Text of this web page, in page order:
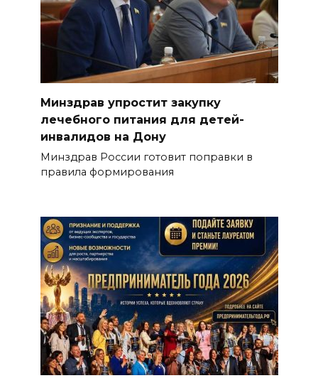
Минздрав упростит закупку
лечебного питания для детей-
инвалидов на Дону
Минздрав России готовит поправки в
правила формирования